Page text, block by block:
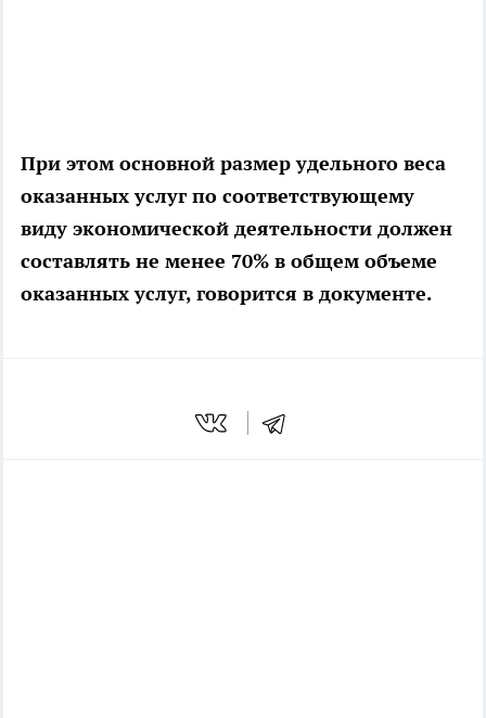
При этом основной размер удельного веса
оказанных услуг по соответствующему
виду экономической деятельности должен
составлять не менее 70% в общем объеме
оказанных услуг, говорится в документе.